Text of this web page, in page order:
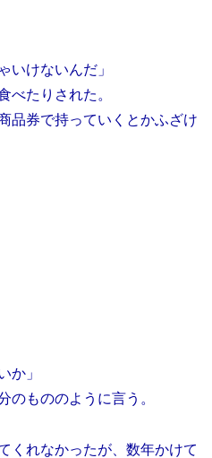
いけないんだ」
べたりされた。
品券で持っていくとかふざけ
か」
のもののように言う。
くれなかったが、数年かけて